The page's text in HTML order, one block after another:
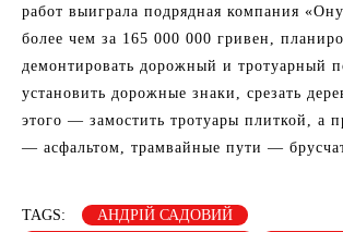
работ выиграла подрядная компания
более чем за 165 000 000 гривен,
демонтировать дорожный и тротуарный
установить дорожные знаки, срезать
этого — замостить тротуары плиткой, а
— асфальтом, трамвайные пути —
TAGS:
АНДРІЙ САДОВИЙ